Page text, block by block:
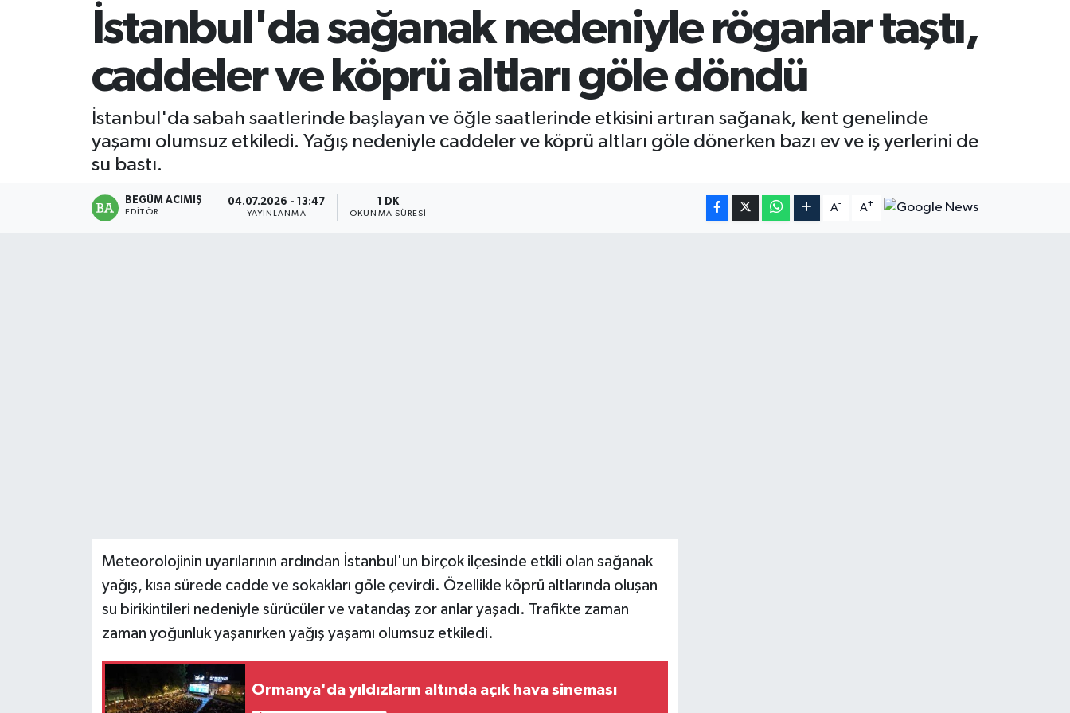
İstanbul'da sağanak nedeniyle rögarlar taştı,
caddeler ve köprü altları göle döndü
İstanbul'da sabah saatlerinde başlayan ve öğle saatlerinde etkisini artıran sağanak, kent genelinde
yaşamı olumsuz etkiledi. Yağış nedeniyle caddeler ve köprü altları göle dönerken bazı ev ve iş yerlerini de
su bastı.
BEGÜM ACIMIŞ
EDITÖR
04.07.2026 - 13:47
YAYINLANMA
1 DK
OKUNMA SÜRESI
A- A+
Meteorolojinin uyarılarının ardından İstanbul'un birçok ilçesinde etkili olan sağanak
yağış, kısa sürede cadde ve sokakları göle çevirdi. Özellikle köprü altlarında oluşan
su birikintileri nedeniyle sürücüler ve vatandaş zor anlar yaşadı. Trafikte zaman
zaman yoğunluk yaşanırken yağış yaşamı olumsuz etkiledi.
Ormanya'da yıldızların altında açık hava sineması
Mersin Tarihi
Özel Haber